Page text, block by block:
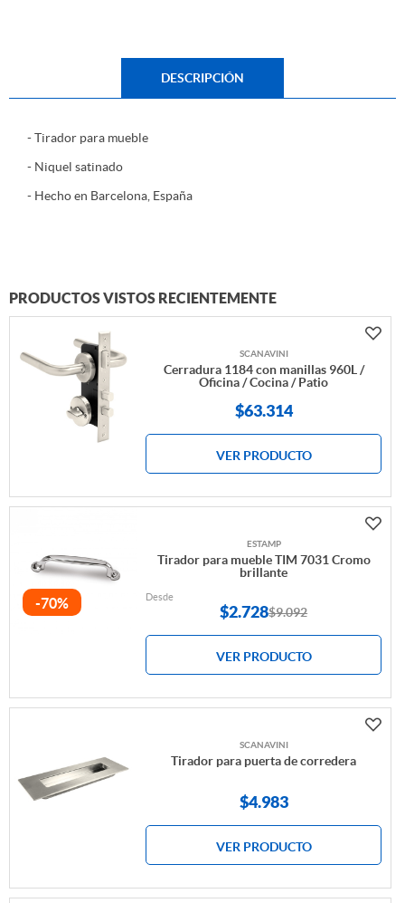
DESCRIPCIÓN
- Tirador para mueble
- Niquel satinado
- Hecho en Barcelona, España
PRODUCTOS VISTOS RECIENTEMENTE
SCANAVINI
Cerradura 1184 con manillas 960L /
Oficina / Cocina / Patio
$63.314
VER PRODUCTO
-70%
ESTAMP
Tirador para mueble TIM 7031 Cromo
brillante
Desde
$2.728$9.092
VER PRODUCTO
SCANAVINI
Tirador para puerta de corredera
$4.983
VER PRODUCTO